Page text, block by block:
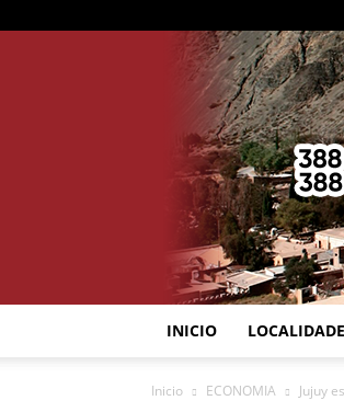
INICIO
Inicio ECONOMIA Jujuy